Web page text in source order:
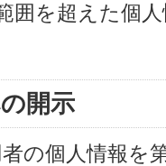
囲を超えた個
開示
の個人情報を